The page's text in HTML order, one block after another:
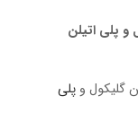
و پلی اتیلن
گلیکول و پلی